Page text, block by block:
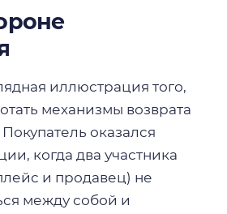
иллюстрация того,
механизмы возврата
оказался
когда два участника
и продавец) не
между собой и